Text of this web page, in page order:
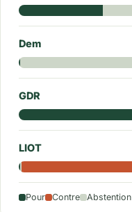
Dem
GDR
LIOT
Pour Contre Abstention